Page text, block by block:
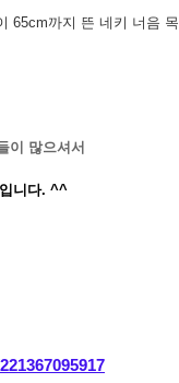
65cm까지 뜬 네키 너음 목
이 많으셔서
니다. ^^